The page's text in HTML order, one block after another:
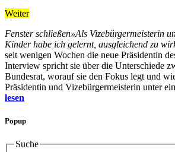
Weiter
Fenster schließen»Als Vizebürgermeisterin
Kinder habe ich gelernt, ausgleichend zu
seit wenigen Wochen die neue Präsidentin
Interview spricht sie über die Unterschiede
Bundesrat, worauf sie den Fokus legt und
Präsidentin und Vizebürgermeisterin unter
lesen
Popup
Suche